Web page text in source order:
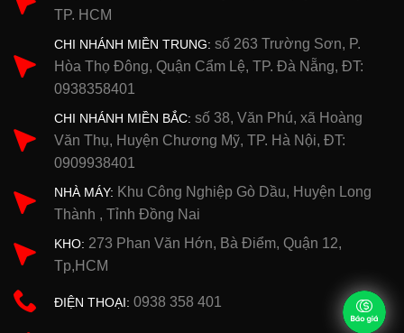
TP. HCM
CHI NHÁNH MIỀN TRUNG: số 263 Trường Sơn, P.
Hòa Thọ Đông, Quận Cẩm Lệ, TP. Đà Nẵng, ĐT:
0938358401
CHI NHÁNH MIỀN BẮC: số 38, Văn Phú, xã Hoàng
Văn Thụ, Huyện Chương Mỹ, TP. Hà Nội, ĐT:
0909938401
NHÀ MÁY: Khu Công Nghiệp Gò Dầu, Huyện Long
Thành , Tỉnh Đồng Nai
KHO: 273 Phan Văn Hớn, Bà Điểm, Quận 12,
Tp,HCM
ĐIỆN THOẠI: 0938 358 401